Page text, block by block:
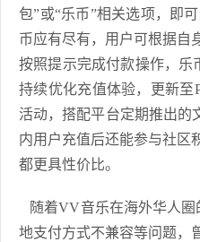
包”或“乐币”相关选项，即
币应有尽有，用户可根据自
按照提示完成付款操作，
持续优化充值体验，更新至
活动，搭配平台定期推出的
内用户充值后还能参与社区
都更具性价比。
随着VV音乐在海外华人圈
地支付方式不兼容等问题，